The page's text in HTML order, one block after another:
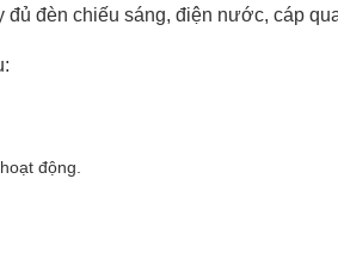
đủ đèn chiếu sáng, điện nước, cáp
động.